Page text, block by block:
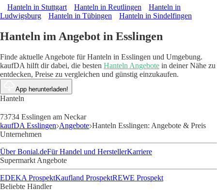
Hanteln in Stuttgart Hanteln in Reutlingen
Hanteln in
Ludwigsburg
Hanteln in Tübingen Hanteln in Sindelfingen
Hanteln im Angebot in Esslingen
Finde aktuelle Angebote für Hanteln in Esslingen und Umgebung.
kaufDA hilft dir dabei, die besten Hanteln Angebote in deiner Nähe zu
entdecken, Preise zu vergleichen und günstig einzukaufen.
App herunterladen!
Hanteln
73734 Esslingen am Neckar
kaufDA Esslingen Angebote Hanteln Esslingen: Angebote & Preis
Unternehmen
Über Bonial.deFür Handel und HerstellerKarriere
Supermarkt Angebote
EDEKA ProspektKaufland ProspektREWE Prospekt
Beliebte Händler